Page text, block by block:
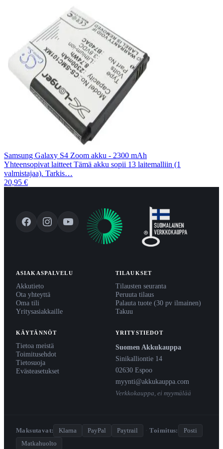
Samsung Galaxy S4 Zoom akku - 2300 mAh
Yhteensopivat laitteet Tämä akku sopii 13 laitemalliin (1
valmistajaa). Tarkis…
20,95 €
ASIAKASPALVELU
Akkutieto
Ota yhteyttä
Oma tili
Yritysasiakkaille
TILAUKSET
Tilausten seuranta
Peruuta tilaus
Palauta tuote (30 pv ilmainen)
Takuu
KÄYTÄNNÖT
Tietoa meistä
Toimitusehdot
Tietosuoja
Evästeasetukset
YRITYSTIEDOT
Suomen Akkukauppa
Sinikalliontie 14
02630 Espoo
myynti@akkukauppa.com
Verkkokauppa, ei myymälää
Maksutavat: Klarna PayPal Paytrail · Toimitus:
Posti
Matkahuolto